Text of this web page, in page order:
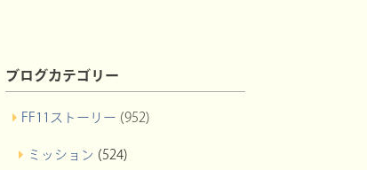
ブログカテゴリー
FF11ストーリー (952)
ミッション (524)